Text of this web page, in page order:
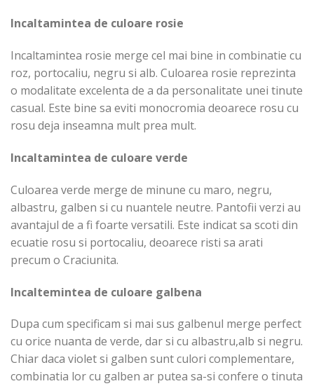
Incaltamintea de culoare rosie
Incaltamintea rosie merge cel mai bine in combinatie cu
roz, portocaliu, negru si alb. Culoarea rosie reprezinta
o modalitate excelenta de a da personalitate unei tinute
casual. Este bine sa eviti monocromia deoarece rosu cu
rosu deja inseamna mult prea mult.
Incaltamintea de culoare verde
Culoarea verde merge de minune cu maro, negru,
albastru, galben si cu nuantele neutre. Pantofii verzi au
avantajul de a fi foarte versatili. Este indicat sa scoti din
ecuatie rosu si portocaliu, deoarece risti sa arati
precum o Craciunita.
Incaltemintea de culoare galbena
Dupa cum specificam si mai sus galbenul merge perfect
cu orice nuanta de verde, dar si cu albastru,alb si negru.
Chiar daca violet si galben sunt culori complementare,
combinatia lor cu galben ar putea sa-si confere o tinuta